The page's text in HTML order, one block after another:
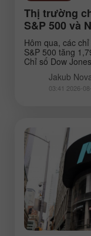
Thị trường
S&P 500 và
Hôm qua, các
S&P 500 tăng
Chỉ số Dow
Jakub
03:41 2026-